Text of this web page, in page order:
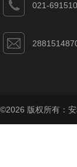
021-
©2026 版权所有：